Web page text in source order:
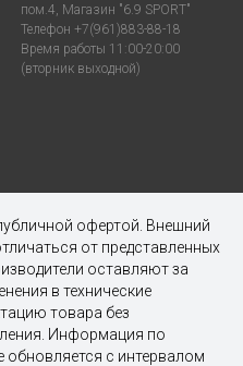
пом.4, Магазин "6.9 SPORT"
Телефон +7(961)883-88-18
Время работы 11:00-20:00
(вторник выходной)
офертой. Внешний
от представленных
оставляют за
в технические
товара без
Информация по
с интервалом